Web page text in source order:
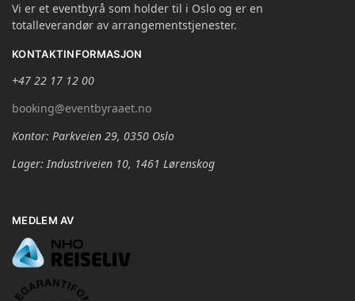
Vi er et eventbyrå som holder til i Oslo og er en
totalleverandør av arrangementstjenester.
KONTAKTINFORMASJON
+47 22 17 12 00
booking@eventbyraaet.no
Kontor: Parkveien 29, 0350 Oslo
Lager: Industriveien 10, 1461 Lørenskog
MEDLEM AV